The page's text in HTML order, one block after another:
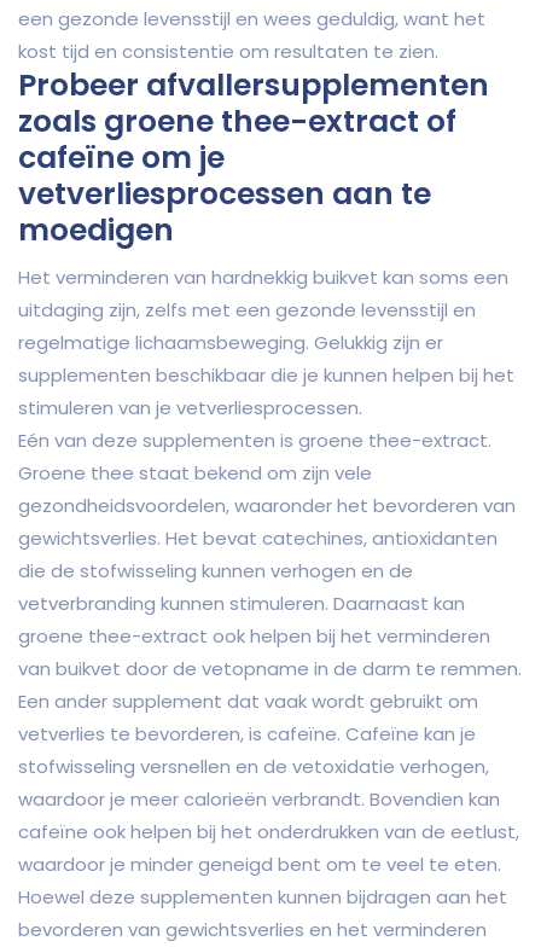
een gezonde levensstijl en wees geduldig, want het
kost tijd en consistentie om resultaten te zien.
Probeer afvallersupplementen
zoals groene thee-extract of
cafeïne om je
vetverliesprocessen aan te
moedigen
Het verminderen van hardnekkig buikvet kan soms een
uitdaging zijn, zelfs met een gezonde levensstijl en
regelmatige lichaamsbeweging. Gelukkig zijn er
supplementen beschikbaar die je kunnen helpen bij het
stimuleren van je vetverliesprocessen.
Eén van deze supplementen is groene thee-extract.
Groene thee staat bekend om zijn vele
gezondheidsvoordelen, waaronder het bevorderen van
gewichtsverlies. Het bevat catechines, antioxidanten
die de stofwisseling kunnen verhogen en de
vetverbranding kunnen stimuleren. Daarnaast kan
groene thee-extract ook helpen bij het verminderen
van buikvet door de vetopname in de darm te remmen.
Een ander supplement dat vaak wordt gebruikt om
vetverlies te bevorderen, is cafeïne. Cafeïne kan je
stofwisseling versnellen en de vetoxidatie verhogen,
waardoor je meer calorieën verbrandt. Bovendien kan
cafeïne ook helpen bij het onderdrukken van de eetlust,
waardoor je minder geneigd bent om te veel te eten.
Hoewel deze supplementen kunnen bijdragen aan het
bevorderen van gewichtsverlies en het verminderen